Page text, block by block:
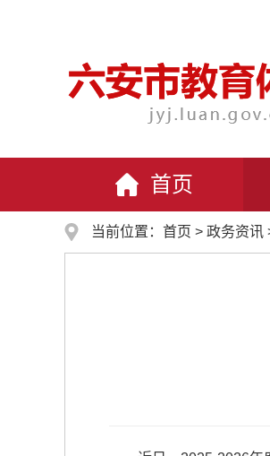
首页
当前位置： 首页 > 政务资讯